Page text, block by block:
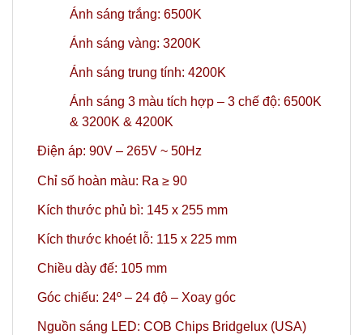
Ánh sáng trắng: 6500K
Ánh sáng vàng: 3200K
Ánh sáng trung tính: 4200K
Ánh sáng 3 màu tích hợp – 3 chế độ: 6500K
& 3200K & 4200K
Điện áp: 90V – 265V ~ 50Hz
Chỉ số hoàn màu: Ra ≥ 90
Kích thước phủ bì: 145 x 255 mm
Kích thước khoét lỗ: 115 x 225 mm
Chiều dày đế: 105 mm
Góc chiếu: 24º – 24 độ – Xoay góc
Nguồn sáng LED: COB Chips Bridgelux (USA)